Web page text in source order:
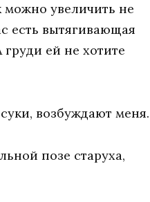
можно увеличить не
есть вытягивающая
ей не хотите
возбуждают меня.
позе старуха,